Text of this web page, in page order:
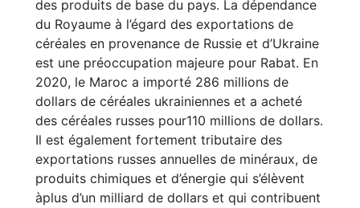
des produits de base du pays. La dépendance
du Royaume à l’égard des exportations de
céréales en provenance de Russie et d’Ukraine
est une préoccupation majeure pour Rabat. En
2020, le Maroc a importé 286 millions de
dollars de céréales ukrainiennes et a acheté
des céréales russes pour110 millions de dollars.
Il est également fortement tributaire des
exportations russes annuelles de minéraux, de
produits chimiques et d’énergie qui s’élèvent
àplus d’un milliard de dollars et qui contribuent